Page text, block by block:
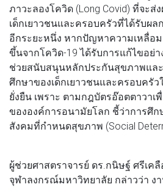
ภาวะลองโควิด (Long Covid) ที่จะ
เด็กเยาวชนและครอบครัวที่ได้รับผล
อีกระยะหนึ่ง หากปัญหาความเหลื่อ
ขึ้นจากโควิด-19 ได้รับการแก้ไขอย่
ช่วยสนับสนุนหลักประกันสุขภาพแล
ศึกษาของเด็กเยาวชนและครอบครัว
ยั่งยืน เพราะ ตามกฎบัตรอ๊อตตาวาเ
ขององค์การอนามัยโลก ชี้ว่าการศึก
สังคมที่กำหนดสุขภาพ (Social
ผู้ช่วยศาสตราจารย์ ดร.กนิษฐ์ ศรีเค
จุฬาลงกรณ์มหาวิทยาลัย กล่าวว่า ง